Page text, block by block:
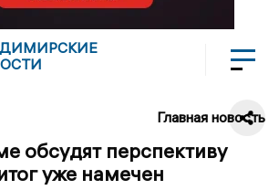
Главная новость
обсудят перспективу
уже намечен